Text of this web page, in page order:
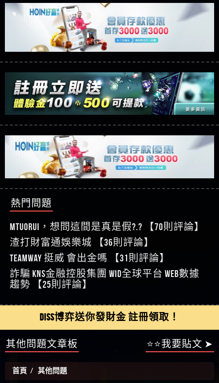
的錢一招拿回
機台運算專案是不是詐騙 機台運算專案是真的嗎
被機台運算專案詐騙的錢怎麼辦 本文教你如何拿
討回資金賴zg369】Hoyabit是詐騙嗎 Hoyabit是不是詐
騙 Hoyabit是真的嗎 被HoyabitHoyabit詐騙的錢怎麼辦
本文教你如何拿回被騙資金
【其他問題】KS.M多元化行銷詐騙持續收割國人
中【免費討回資金賴zg369】KS.M多元化行銷是詐
騙嗎 KS.M多元化行銷是不是詐騙 KS.M多元化行銷是
真的嗎 被KS.M多元化行銷詐騙的錢怎麼辦 本文教
你如何拿回被騙資金
【其他問題】免費追回賴「zg369」深度解析野原
家 Family & Love如何詐騙 野原家 Family & Love是不是詐
騙 野原家 Family & Love是真的嗎 野原家 Family & Love是
詐騙嗎 165多次通報野原家 Family & Love是詐騙平台
【其他問題】元盈橋詐騙持續收割國人中【免費
討回資金賴zg369】元盈橋是詐騙嗎 元盈橋是不是
詐騙 元盈橋是真的嗎 被元盈橋詐騙的錢怎麼辦
【其他問題】被騙追回賴【zg369】M.L.Edge利用新
型詐騙手法欺詐群眾 M.L.Edge是真的嗎 M.L.Edge是不
金 被M.L.Edge詐騙的錢一招拿回
【其他問題】 Robinhood詐騙持續收割國人中【免
不是詐騙 Robinhood是真的嗎 被Robinhood詐騙的錢怎
麼辦 本文教你如何拿回被騙資金
資金賴zg369】FLTO是詐騙嗎 FLTO是不是詐騙 FLTO是
真的嗎 被FLTO詐騙的錢怎麼辦 本文教你如何拿回
被騙資金
【其他問題】 遇詐騙求救賴【zg369】八旬老翁被
ALYWS詐騙家破人亡 ALYWS是真的嗎 ALYWS是不是詐騙
ALYWS是詐騙嗎 （ALYWS）無法出金 請小心群組暗椿
【其他問題】 一招教你揭秘新型詐騙手法 （受害
者免費援助賴zg369）當當詐騙 當當是不是詐騙 當
當是真的嗎 當當是詐騙嗎 六旬老婦深信當當高獲
利回報被騙的家破人亡
【其他問題】用理性數據指路，開啟你的高回報
娛樂之旅
【其他問題】【老玩家不藏私】2025 線上老虎機
這樣挑！RTP、波動率和平台安全的全攻略！
【推薦博弈】這款《ATG 武俠》老虎機真的猛！玩
過才知道什麼叫超過3萬種中獎方式！
【推薦博弈】BNG電子遊戲完整攻略！熱門老虎
機、集鴻運玩法、獨家試玩一次看！
【其他問題】【2025】ATG試玩必看！戰神賽特
51,000倍數玩法攻略，輕鬆稱霸老虎機！
【其他問題】「拆解力智投資詐騙套路緊急追討
賴zg369」力智投資是不是詐騙 力智投資是真的嗎
力智投資是詐騙嗎 南部老翁還在癡迷力智投資高
回報獲利 請不要在匯款
【其他問題】 【遇天盛商行詐騙追回資金賴
zg369】天盛商行詐騙 天盛商行是不是詐騙 天盛商
行是真的嗎 天盛商行是詐騙嗎 被天盛商行詐騙一
招教你拿回
【其他問題】 受害者援助賴【zg369】退休老翁被
大戶e點靈詐騙痛不欲生 大戶e點靈是真的嗎 大戶e
點靈是不是詐騙 大戶e點靈是詐騙嗎 大戶e點靈無
法出金 （大戶e點靈）教你如何規避詐騙陷阱
【其他問題】 弘記投資詐騙持續收割國人中【免
費討回資金賴zg369】弘記投資是詐騙嗎 弘記投資
是不是詐騙 弘記投資是真的嗎 被弘記投資詐騙的
錢怎麼辦 本文教你如何拿回被騙資金
【其他問題】 被騙追回賴【zg369】KnTop利用新型
詐騙手法欺詐群眾 KnTop是真的嗎 KnTop是不是詐騙
KnTop是詐騙嗎 【KnTop】KnTop無法出金 被KnTop詐騙
的錢一招拿回
【其他問題】機台運算專案詐騙持續收割國人中
【免費討回資金賴zg369】機台運算專案是詐騙嗎
機台運算專案是不是詐騙 機台運算專案是真的嗎
被機台運算專案詐騙的錢怎麼辦 本文教你如何拿
回被騙資金
【其他問題】 Hoyabit詐騙持續收割國人中【免費
討回資金賴zg369】Hoyabit是詐騙嗎 Hoyabit是不是詐
騙 Hoyabit是真的嗎 被HoyabitHoyabit詐騙的錢怎麼辦
本文教你如何拿回被騙資金
【其他問題】KS.M多元化行銷詐騙持續收割國人
中【免費討回資金賴zg369】KS.M多元化行銷是詐
騙嗎 KS.M多元化行銷是不是詐騙 KS.M多元化行銷是
真的嗎 被KS.M多元化行銷詐騙的錢怎麼辦 本文教
【其他問題】免費追回賴「zg369」深度解析野原
家 Family & Love如何詐騙 野原家 Family & Love是不是詐
騙 野原家 Family & Love是真的嗎 野原家 Family & Love是
【其他問題】元盈橋詐騙持續收割國人中【免費
討回資金賴zg369】元盈橋是詐騙嗎 元盈橋是不是
本文教你如何拿回被騙資金
【其他問題】被騙追回賴【zg369】M.L.Edge利用新
是詐騙 M.L.Edge是詐騙嗎 【M.L.Edge】M.L.Edge無法出
金 被M.L.Edge詐騙的錢一招拿回
費討回資金賴zg369】Robinhood是詐騙嗎 Robinhood是
不是詐騙 Robinhood是真的嗎 被Robinhood詐騙的錢怎
麼辦 本文教你如何拿回被騙資金
【其他問題】FLTO詐騙持續收割國人中【免費討回
資金賴zg369】FLTO是詐騙嗎 FLTO是不是詐騙 FLTO是
真的嗎 被FLTO詐騙的錢怎麼辦 本文教你如何拿回
被騙資金
【其他問題】 遇詐騙求救賴【zg369】八旬老翁被
ALYWS詐騙家破人亡 ALYWS是真的嗎 ALYWS是不是詐騙
ALYWS是詐騙嗎 （ALYWS）無法出金 請小心群組暗椿
【其他問題】 一招教你揭秘新型詐騙手法 （受害
者免費援助賴zg369）當當詐騙 當當是不是詐騙 當
當是真的嗎 當當是詐騙嗎 六旬老婦深信當當高獲
利回報被騙的家破人亡
【沈樂慧】又是九州??爛死了黑網不要玩
【林伊依】爛死了拉贏錢直接鎖帳號可以去吃屎
【陳靜茹】推薦小畢，我也是小畢的會員～～
【黃家羭】推推
【AVA娛樂城】還會自己做假對話來毀謗欸哈哈哈
好厲
【陳順堪】黑網不出金
【黃伊珊】不推薦爛公司
【陳順堪】星匯娛樂城出金幾次後贏錢就不給出
金
【陳順堪】黑網出金幾次後贏了就不出金出
【蘇俊曄】所以會出金嗎現在也是一樣的狀況
【侯依揚】廢物喔
【傑】推代理真的好相處
【盧鴻傑】請問一下100多萬會出金嗎，有誰可以
【王亞廷】#免費手遊#錢龍皇ONLINE#http
【蔡如軒】黑網一個呵呵
【Wei】讚
【沈樂慧】又是九州??爛死了黑網不要玩
【林伊依】爛死了拉贏錢直接鎖帳號可以去吃屎
【陳靜茹】推薦小畢，我也是小畢的會員～～
【黃家羭】推推
【AVA娛樂城】還會自己做假對話來毀謗欸哈哈哈
【陳順堪】黑網不出金
【黃伊珊】不推薦爛公司
【陳順堪】星匯娛樂城出金幾次後贏錢就不給出
金
【陳順堪】黑網出金幾次後贏了就不出金出
【玩運彩】
【asd】唬爛不出金黑網垃圾平台
熱門問題
MTUORUi，想問這間是真是假?.? 【70則評論】
渣打財富通娛樂城 【36則評論】
TEAMWAY 挺威 會出金嗎 【31則評論】
詐騙 kns金融控股集團 WID全球平台 WEB數據
趨勢 【25則評論】
DISS博弈送你發財金 註冊領取！
其他問題文章板 ⭐⭐我要貼文 ➤
首頁 其他問題